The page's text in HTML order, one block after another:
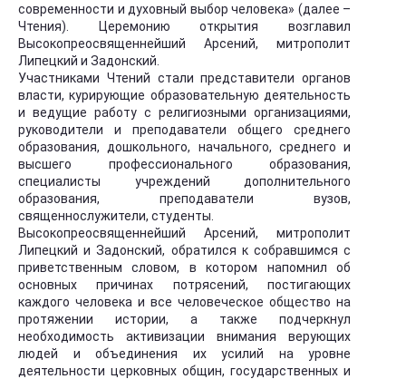
современности и духовный выбор человека» (далее –
Чтения). Церемонию открытия возглавил
Высокопреосвященнейший Арсений, митрополит
Липецкий и Задонский.
Участниками Чтений стали представители органов
власти, курирующие образовательную деятельность
и ведущие работу с религиозными организациями,
руководители и преподаватели общего среднего
образования, дошкольного, начального, среднего и
высшего профессионального образования,
специалисты учреждений дополнительного
образования, преподаватели вузов,
священнослужители, студенты.
Высокопреосвященнейший Арсений, митрополит
Липецкий и Задонский, обратился к собравшимся с
приветственным словом, в котором напомнил об
основных причинах потрясений, постигающих
каждого человека и все человеческое общество на
протяжении истории, а также подчеркнул
необходимость активизации внимания верующих
людей и объединения их усилий на уровне
деятельности церковных общин, государственных и